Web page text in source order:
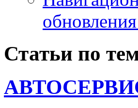
Статьи по